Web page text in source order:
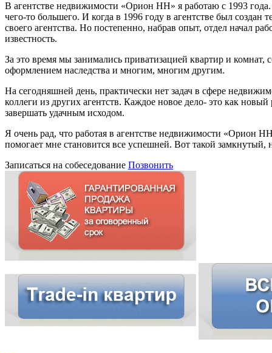
В агентстве недвижимости «Орион НН» я работаю с 1993
чего-то большего. И когда в 1996 году в агентстве был
своего агентства. Но постепенно, набрав опыт, отдел начал
известность.
За это время мы занимались приватизацией квартир и
оформлением наследства и многим, многим другим.
На сегодняшней день, практически нет задач в сфере
коллеги из других агентств. Каждое новое дело- это как
завершать удачным исходом.
Я очень рад, что работая в агентстве недвижимости «Орион
помогает мне становится все успешней. Вот такой замкнутый,
Записаться на собеседование Позвонить